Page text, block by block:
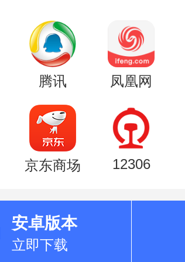
腾讯 凤凰网
京东商场 12306
安卓版本
立即下载